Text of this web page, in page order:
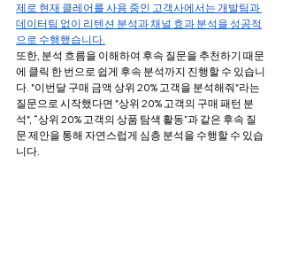
제로 현재 클레어를 사용 중인 고객사에서는 개발팀과
데이터팀 없이 리텐션 분석과 채널 효과 분석을 성공적
으로 수행했습니다.
또한, 분석 흐름을 이해하여 후속 질문을 추천하기 때문
에 클릭 한 번으로 쉽게 후속 분석까지 진행할 수 있습니
다. "이번달 구매 금액 상위 20% 고객을 분석해줘"라는
질문으로 시작했다면 "상위 20% 고객의 구매 패턴 분
석", “상위 20% 고객의 상품 탐색 활동”과 같은 후속 질
문 제안을 통해 자연스럽게 심층 분석을 수행할 수 있습
니다.